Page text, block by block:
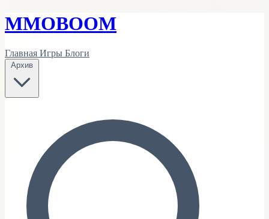
MMOBOOM
Главная Игры Блоги
Архив